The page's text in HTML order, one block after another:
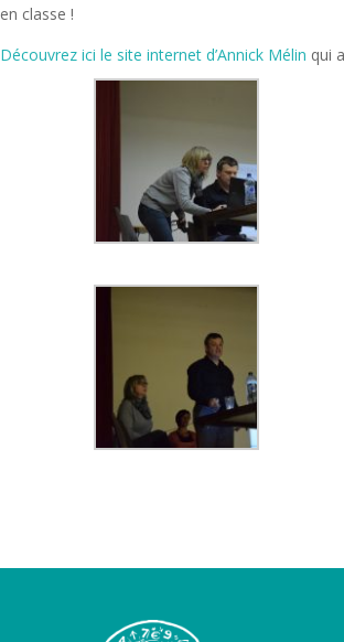
en classe !
Découvrez ici le site internet d’Annick Mélin qui